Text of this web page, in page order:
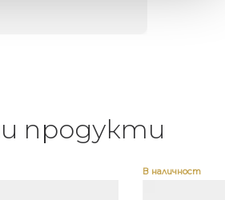
продукти
В наличност